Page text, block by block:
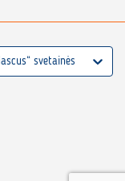
svetainės